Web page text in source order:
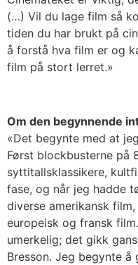
(…) Vil du lage film så
tiden du har brukt på
å forstå hva film er og
film på stort lerret.»
Om den begynnende
«Det begynte med at
Først blockbusterne på
syttitallsklassikere,
fase, og når jeg hadde
diverse amerikansk
europeisk og fransk
umerkelig; det gikk
Bresson. Jeg begynte